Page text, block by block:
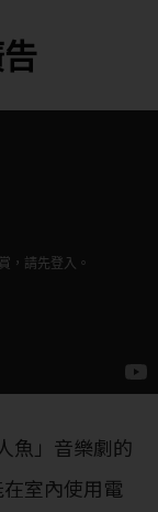
魚」音樂劇的
室內使用電